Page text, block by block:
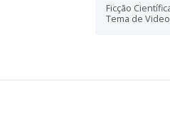
Ficção
Tema de